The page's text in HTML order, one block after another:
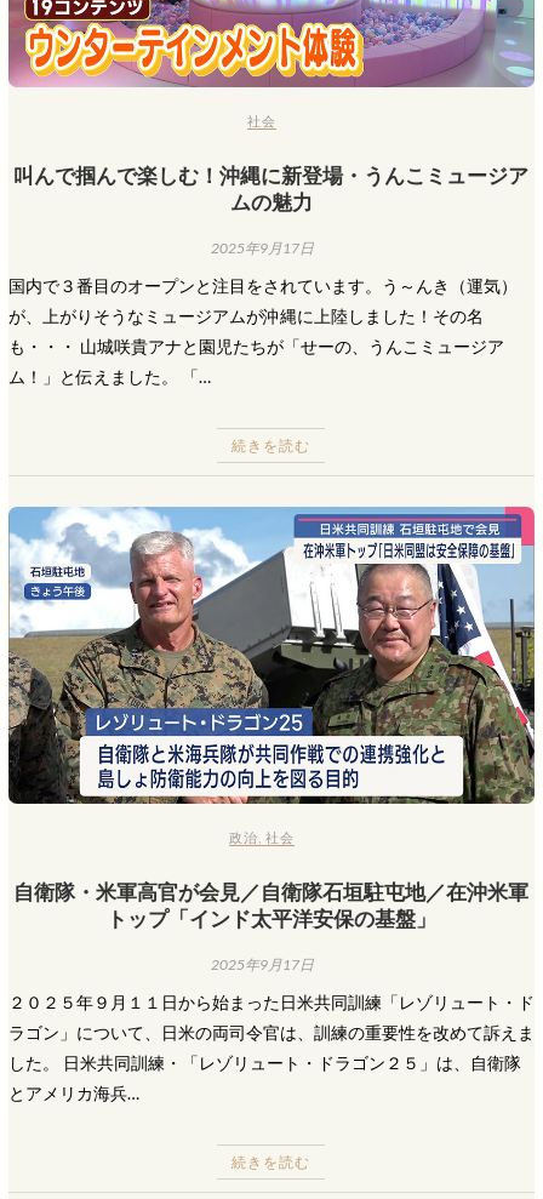
社会
叫んで掴んで楽しむ！沖縄に新登場・うんこミュージア
ムの魅力
2025年9月17日
国内で３番目のオープンと注目をされています。う～んき（運気）
が、上がりそうなミュージアムが沖縄に上陸しました！その名
も・・・ 山城咲貴アナと園児たちが「せーの、うんこミュージア
ム！」と伝えました。 「…
続きを読む
政治 ,社会
自衛隊・米軍高官が会見／自衛隊石垣駐屯地／在沖米軍
トップ「インド太平洋安保の基盤」
2025年9月17日
２０２５年９月１１日から始まった日米共同訓練「レゾリュート・ド
ラゴン」について、日米の両司令官は、訓練の重要性を改めて訴えま
した。 日米共同訓練・「レゾリュート・ドラゴン２５」は、自衛隊
とアメリカ海兵…
続きを読む